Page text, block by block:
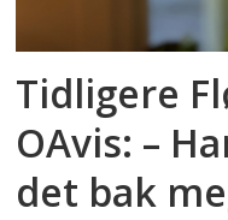
Tidligere
OAvis: –
det bak